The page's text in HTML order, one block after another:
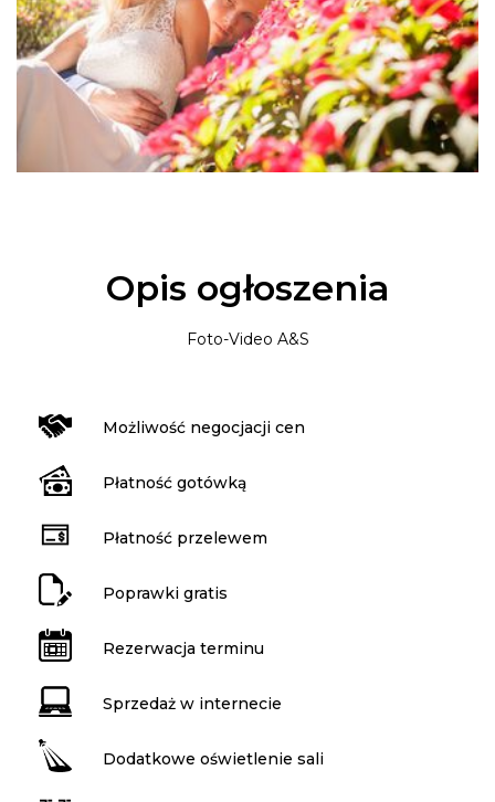
Opis ogłoszenia
Foto-Video A&S
Możliwość negocjacji cen
Płatność gotówką
Płatność przelewem
Poprawki gratis
Rezerwacja terminu
Sprzedaż w internecie
Dodatkowe oświetlenie sali